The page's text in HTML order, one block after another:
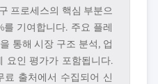
프로세스의 핵심 부분으
기여합니다. 주요 플레
통해 시장 구조 분석, 업
요인 평가가 포함됩니다.
료 출처에서 수집되어 신